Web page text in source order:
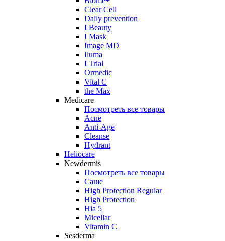
Clear Cell
Daily prevention
I Beauty
I Mask
Image MD
Iluma
I Trial
Ormedic
Vital C
the Max
Medicare
Посмотреть все товары
Acne
Anti‑Age
Cleanse
Hydrant
Heliocare
Newdermis
Посмотреть все товары
Саше
High Protection Regular
High Protection
Hia 5
Micellar
Vitamin C
Sesderma